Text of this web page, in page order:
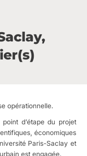
opérationnelle.
point d’étape du projet
économiques
Paris-Saclay et
est engagée.